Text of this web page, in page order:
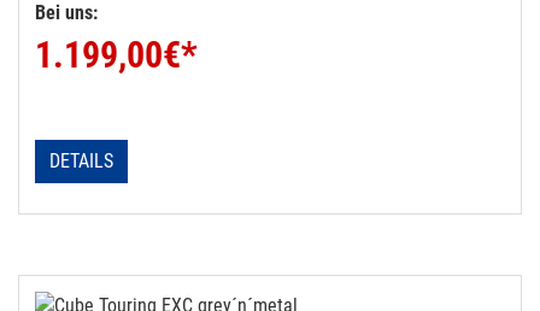
Bei uns:
1.199,00€*
DETAILS